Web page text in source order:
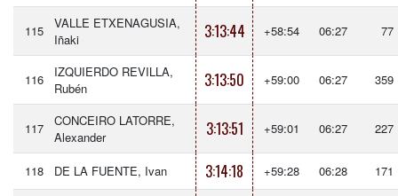
115
VALLE ETXENAGUSIA,
Iñaki
3:13:44 +58:54 06:27 77
116
IZQUIERDO REVILLA,
Rubén
3:13:50 +59:00 06:27 359
117
CONCEIRO LATORRE,
Alexander
3:13:51 +59:01 06:27 227
118 DE LA FUENTE, Ivan 3:14:18 +59:28 06:28 171